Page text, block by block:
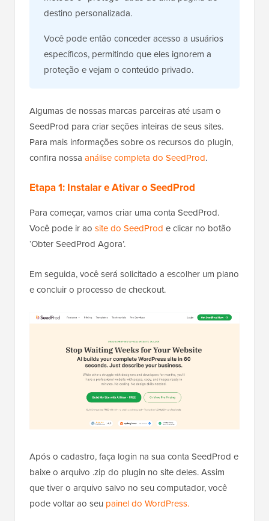
destino personalizada.
Você pode então conceder acesso a usuários
específicos, permitindo que eles ignorem a
proteção e vejam o conteúdo privado.
Algumas de nossas marcas parceiras até usam o
SeedProd para criar seções inteiras de seus sites.
Para mais informações sobre os recursos do plugin,
confira nossa análise completa do SeedProd.
Etapa 1: Instalar e Ativar o SeedProd
Para começar, vamos criar uma conta SeedProd.
Você pode ir ao site do SeedProd e clicar no botão
‘Obter SeedProd Agora’.
Em seguida, você será solicitado a escolher um plano
e concluir o processo de checkout.
Após o cadastro, faça login na sua conta SeedProd e
baixe o arquivo .zip do plugin no site deles. Assim
que tiver o arquivo salvo no seu computador, você
pode voltar ao seu painel do WordPress.